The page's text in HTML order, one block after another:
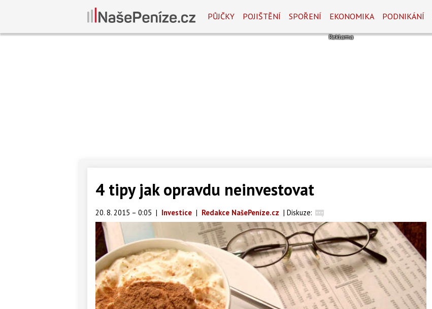
PŮJČKY POJIŠTĚNÍ SPOŘENÍ EKONOMIKA PODNIKÁNÍ
4 tipy jak opravdu neinvestovat
20. 8. 2015 – 0:05 | Investice | Redakce NašePeníze.cz | Diskuze: